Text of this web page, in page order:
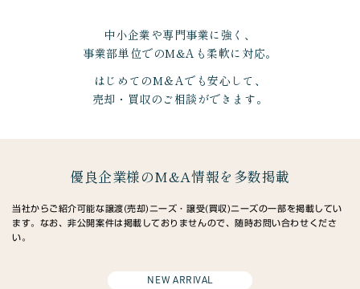
中小企業や専門事業に強く、
事業部単位でのM&Aも柔軟に対応。
はじめてのM＆Aでも安心して、
売却・買収のご相談ができます。
優良企業様のM&A情報を多数掲載
当社からご紹介可能な譲渡(売却)ニーズ・譲受(買収)ニーズの一部を掲載してい
ます。なお、非公開案件は掲載しておりませんので、随時お問い合わせくださ
い。
NEW ARRIVAL